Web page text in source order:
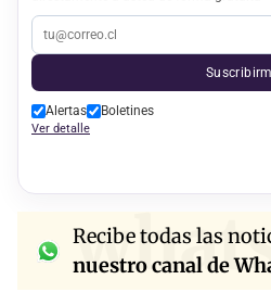
Alertas Boletines
Ver detalle
Recibe todas las
nuestro canal de